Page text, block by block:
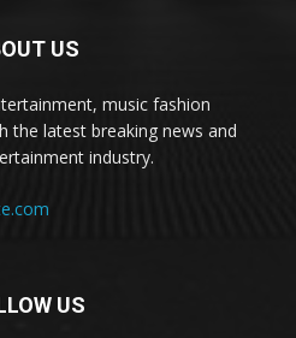
US
music fashion
the latest breaking news and
industry.
US